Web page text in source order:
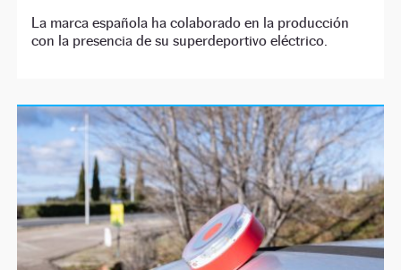
La marca española ha colaborado en la producción
con la presencia de su superdeportivo eléctrico.